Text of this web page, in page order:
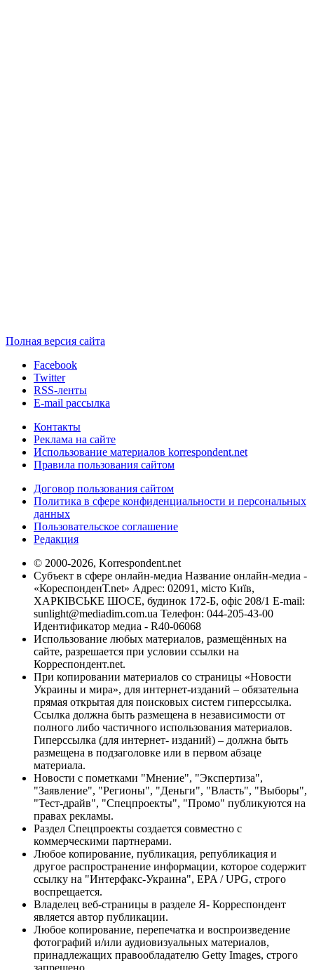
Полная версия сайта
Facebook
Twitter
RSS-ленты
E-mail рассылка
Контакты
Реклама на сайте
Использование материалов korrespondent.net
Правила пользования сайтом
Договор пользования сайтом
Политика в сфере конфиденциальности и персональных
данных
Пользовательское соглашение
Редакция
© 2000-2026, Korrespondent.net
Субъект в сфере онлайн-медиа Название онлайн-медиа -
«КореспонденТ.net» Адрес: 02091, місто Київ,
ХАРКІВСЬКЕ ШОСЕ, будинок 172-Б, офіс 208/1 E-mail:
sunlight@mediadim.com.ua Телефон: 044-205-43-00
Идентификатор медиа - R40-06068
Использование любых материалов, размещённых на
сайте, разрешается при условии ссылки на
Корреспондент.net.
При копировании материалов со страницы «Новости
Украины и мира», для интернет-изданий – обязательна
прямая открытая для поисковых систем гиперссылка.
Ссылка должна быть размещена в независимости от
полного либо частичного использования материалов.
Гиперссылка (для интернет- изданий) – должна быть
размещена в подзаголовке или в первом абзаце
материала.
Новости с пометками "Мнение", "Экспертиза",
"Заявление", "Регионы", "Деньги", "Власть", "Выборы",
"Тест-драйв", "Спецпроекты", "Промо" публикуются на
правах рекламы.
Раздел Спецпроекты создается совместно с
коммерческими партнерами.
Любое копирование, публикация, републикация и
другое распространение информации, которое содержит
ссылку на "Интерфакс-Украина", EPA / UPG, строго
воспрещается.
Владелец веб-страницы в разделе Я- Корреспондент
является автор публикации.
Любое копирование, перепечатка и воспроизведение
фотографий и/или аудиовизуальных материалов,
принадлежащих правообладателю Getty Images, строго
запрещено.